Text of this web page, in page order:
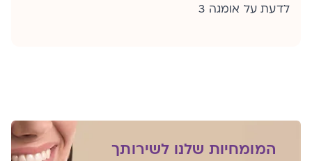
לדעת על אומגה 3
המומחיות שלנו לשירותך